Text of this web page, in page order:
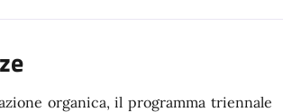
organica, il programma triennale